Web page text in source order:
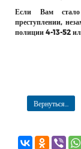
Если Вам стало
преступлении,
полиции 4-13-52
Вернуться...